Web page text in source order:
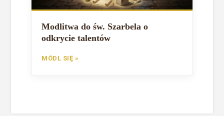
Modlitwa do św. Szarbela o
odkrycie talentów
MÓDL SIĘ »